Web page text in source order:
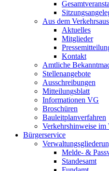
Aus dem
Aktuelles
Mitglieder
Kontakt
Amtliche
Stellenangebote
Ausschreibungen
Mitteilungsblatt
Informationen VG
Broschüren
Bauleitplanverfahren
Verkehrshinweise
Bürgerservice
Melde- &
Standesamt